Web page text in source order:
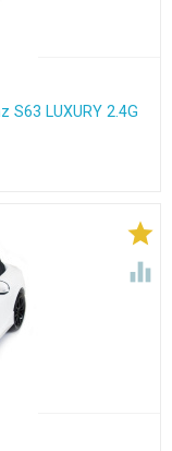
LUXURY 2.4G

